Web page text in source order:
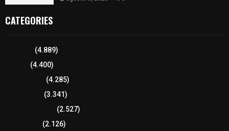
CATEGORIES
(4.889)
(4.400)
(4.285)
(3.341)
(2.527)
(2.126)